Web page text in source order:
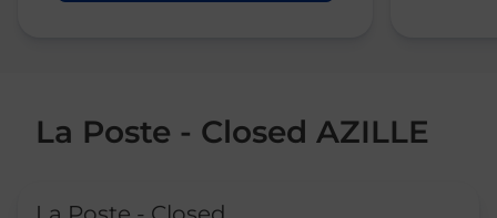
La Poste - Closed AZILLE